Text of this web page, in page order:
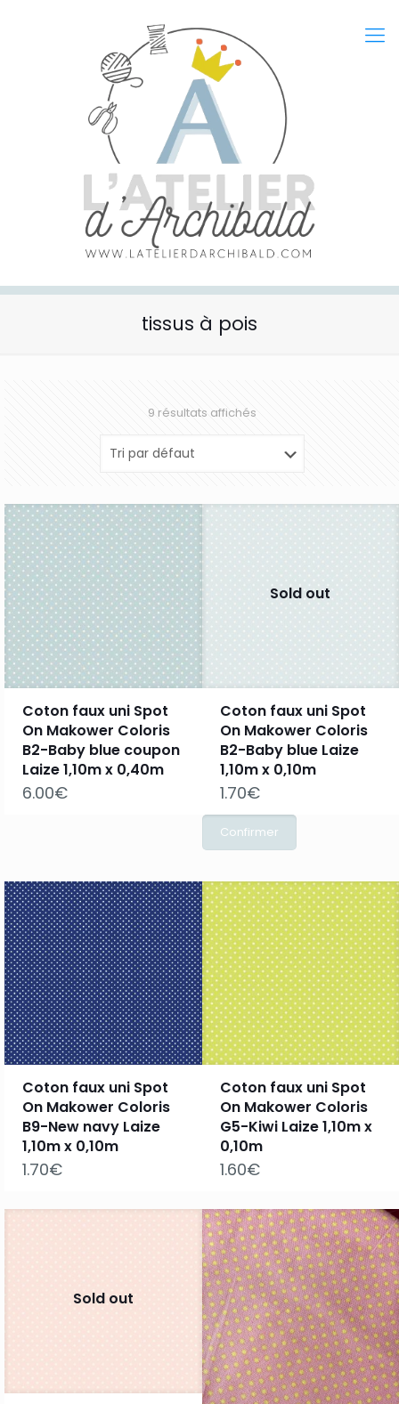
tissus à pois
9 résultats affichés
Coton faux uni Spot
On Makower Coloris
B2-Baby blue coupon
Laize 1,10m x 0,40m
6.00€
Sold out
Coton faux uni Spot
On Makower Coloris
B2-Baby blue Laize
1,10m x 0,10m
1.70€
Coton faux uni Spot
On Makower Coloris
B9-New navy Laize
1,10m x 0,10m
1.70€
Coton faux uni Spot
On Makower Coloris
G5-Kiwi Laize 1,10m x
0,10m
1.60€
Sold out